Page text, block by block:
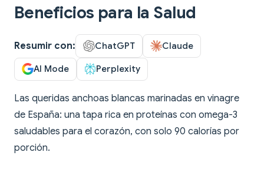
Beneficios para la Salud
Resumir con: ChatGPT Claude
AI Mode Perplexity
Las queridas anchoas blancas marinadas en vinagre
de España: una tapa rica en proteínas con omega-3
saludables para el corazón, con solo 90 calorías por
porción.